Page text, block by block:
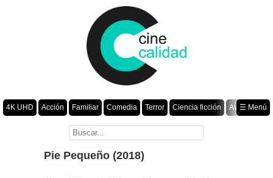
4K UHD Acción Familiar Comedia Terror Ciencia ficción
Aventura
Romance Fantasía Drama Animación Crimen
☰ Menú
Pie Pequeño (2018)